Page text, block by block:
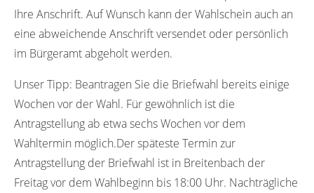
Ihre Anschrift. Auf Wunsch kann der Wahlschein auch an
eine abweichende Anschrift versendet oder persönlich
im Bürgeramt abgeholt werden.
Unser Tipp: Beantragen Sie die Briefwahl bereits einige
Wochen vor der Wahl. Für gewöhnlich ist die
Antragstellung ab etwa sechs Wochen vor dem
Wahltermin möglich.Der späteste Termin zur
Antragstellung der Briefwahl ist in Breitenbach der
Freitag vor dem Wahlbeginn bis 18:00 Uhr. Nachträgliche